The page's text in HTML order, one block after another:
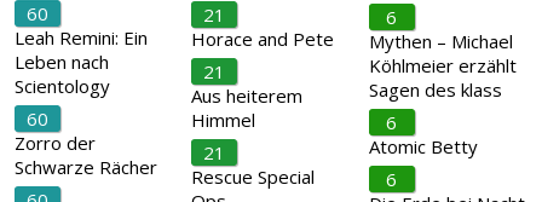
60
Leah Remini: Ein
Leben nach
Scientology
60
Zorro der
Schwarze Rächer
21
Horace and Pete
21
Aus heiterem
Himmel
21
Rescue Special
6
Mythen – Michael
Köhlmeier erzählt
Sagen des klass
6
Atomic Betty
6